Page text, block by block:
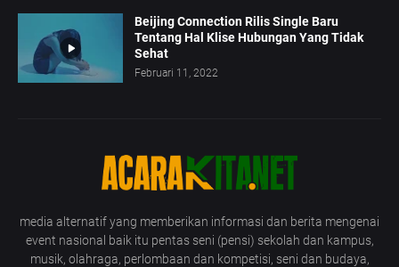
Beijing Connection Rilis Single Baru
Tentang Hal Klise Hubungan Yang Tidak
Sehat
Februari 11, 2022
media alternatif yang memberikan informasi dan berita mengenai
event nasional baik itu pentas seni (pensi) sekolah dan kampus,
musik, olahraga, perlombaan dan kompetisi, seni dan budaya,